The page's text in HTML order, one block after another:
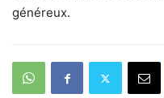
généreux.